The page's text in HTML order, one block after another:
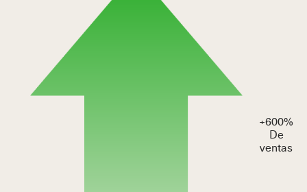
+600%
De
ventas